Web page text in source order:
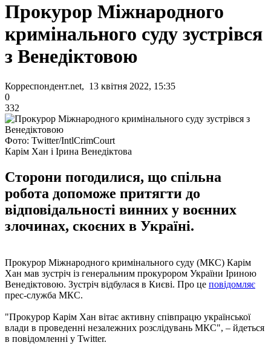
Прокурор Міжнародного
кримінального суду зустрівся
з Венедіктовою
Корреспондент.net, 13 квітня 2022, 15:35
0
332
Фото: Twitter/IntlCrimCourt
Карім Хан і Ірина Венедіктова
Сторони погодилися, що спільна
робота допоможе притягти до
відповідальності винних у воєнних
злочинах, скоєних в Україні.
Прокурор Міжнародного кримінального суду (МКС) Карім
Хан мав зустріч із генеральним прокурором України Іриною
Венедіктовою. Зустріч відбулася в Києві. Про це повідомляє
прес-служба МКС.
"Прокурор Карім Хан вітає активну співпрацю української
влади в проведенні незалежних розслідувань МКС", – йдеться
в повідомленні у Twitter.